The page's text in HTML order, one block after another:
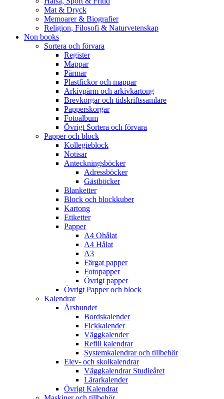
Mat & Dryck
Memoarer & Biografier
Religion, Filosofi & Naturvetenskap
Non books
Sortera och förvara
Register
Mappar
Pärmar
Plastfickor och mappar
Arkivpärm och arkivkartong
Brevkorgar och tidskriftssamlare
Papperskorgar
Fotoalbum
Övrigt Sortera och förvara
Papper och block
Kollegieblock
Notisar
Anteckningsböcker
Adressböcker
Gästböcker
Blanketter
Block och blockkuber
Kartong
Etiketter
Papper
A4 Ohålat
A4 Hålat
A3
Färgat papper
Fotopapper
Övrigt papper
Övrigt Papper och block
Kalendrar
Årsbundet
Bordskalender
Fickkalender
Väggkalender
Refill kalendrar
Systemkalendrar och tillbehör
Elev- och skolkalendrar
Väggkalendrar Studieåret
Lärarkalender
Övrigt Kalendrar